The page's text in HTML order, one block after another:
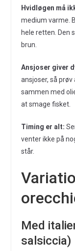
Hvidløgen må
medium varme.
hele retten. Den
brun.
Ansjoser giver
ansjoser, så
sammen med
at smage fisket.
Timing er alt:
venter ikke på
står.
Med
salsiccia)